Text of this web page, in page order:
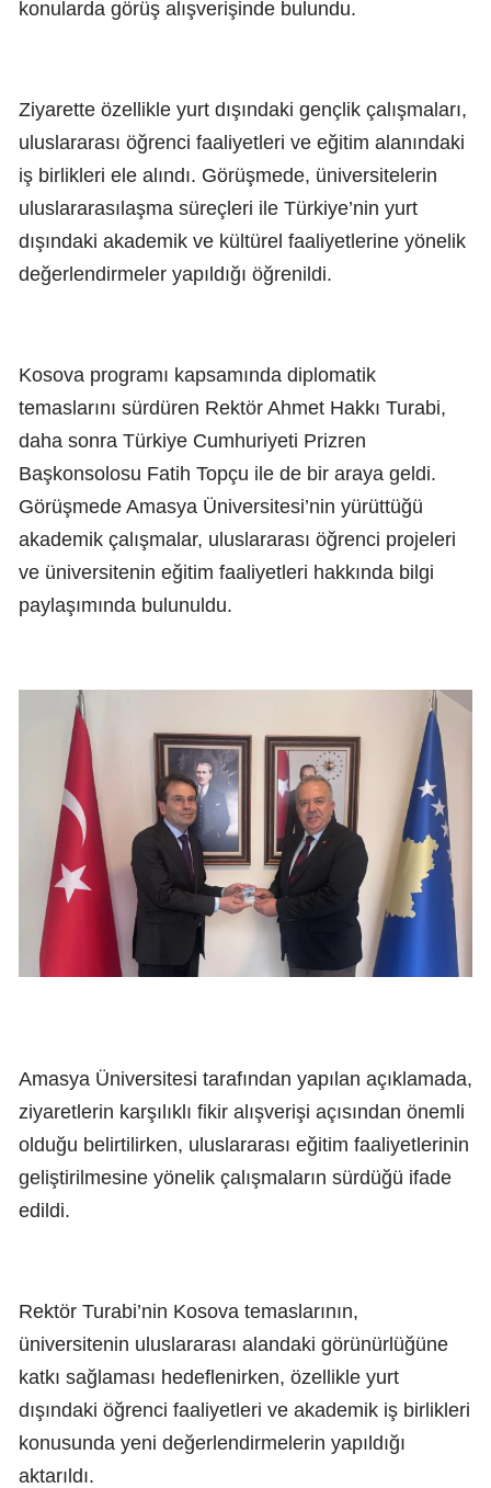
konularda görüş alışverişinde bulundu.
Ziyarette özellikle yurt dışındaki gençlik çalışmaları,
uluslararası öğrenci faaliyetleri ve eğitim alanındaki
iş birlikleri ele alındı. Görüşmede, üniversitelerin
uluslararasılaşma süreçleri ile Türkiye’nin yurt
dışındaki akademik ve kültürel faaliyetlerine yönelik
değerlendirmeler yapıldığı öğrenildi.
Kosova programı kapsamında diplomatik
temaslarını sürdüren Rektör Ahmet Hakkı Turabi,
daha sonra Türkiye Cumhuriyeti Prizren
Başkonsolosu Fatih Topçu ile de bir araya geldi.
Görüşmede Amasya Üniversitesi’nin yürüttüğü
akademik çalışmalar, uluslararası öğrenci projeleri
ve üniversitenin eğitim faaliyetleri hakkında bilgi
paylaşımında bulunuldu.
Amasya Üniversitesi tarafından yapılan açıklamada,
ziyaretlerin karşılıklı fikir alışverişi açısından önemli
olduğu belirtilirken, uluslararası eğitim faaliyetlerinin
geliştirilmesine yönelik çalışmaların sürdüğü ifade
edildi.
Rektör Turabi’nin Kosova temaslarının,
üniversitenin uluslararası alandaki görünürlüğüne
katkı sağlaması hedeflenirken, özellikle yurt
dışındaki öğrenci faaliyetleri ve akademik iş birlikleri
konusunda yeni değerlendirmelerin yapıldığı
aktarıldı.